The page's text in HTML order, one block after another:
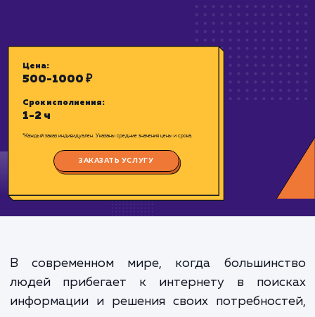
Цена:
500-1000 ₽
Срок исполнения:
1-2 ч
ЗАКАЗАТЬ УСЛУГУ
В современном мире, когда